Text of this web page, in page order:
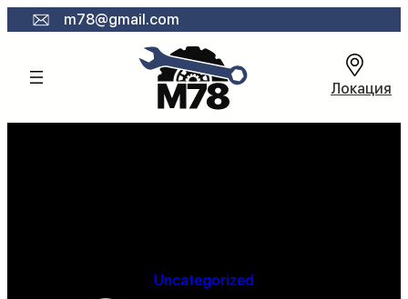
Към
m78@gmail.com
Локация
Uncategorized